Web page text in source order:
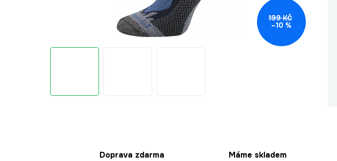
199 KČ
–10 %
Doprava zdarma Máme skladem